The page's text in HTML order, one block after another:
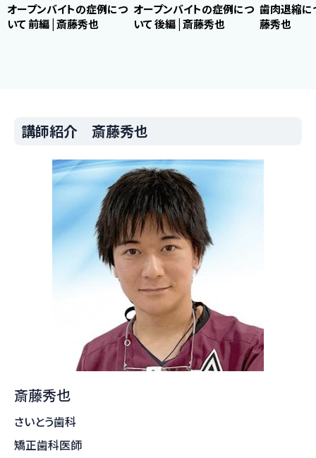
オープンバイトの症例につ
いて 前編 | 斎藤秀也
オープンバイトの症例につ
いて 後編 | 斎藤秀也
歯肉退縮に
藤秀也
講師紹介 斎藤秀也
斎藤秀也
さいとう歯科
矯正歯科医師